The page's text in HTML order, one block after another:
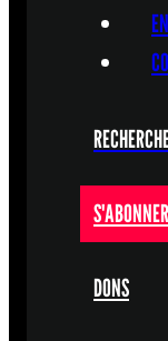
S'ABONNER
DONS